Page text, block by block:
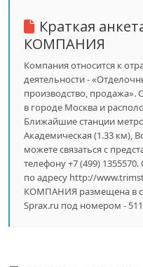
Краткая
КОМПАНИЯ
Компания относится к
деятельности -
производство, продажа».
в городе Москва и
Ближайшие станции
Академическая (1.33 км),
можете связаться с
телефону +7 (499)
по адресу http://
КОМПАНИЯ размещена в
Sprax.ru под номером -